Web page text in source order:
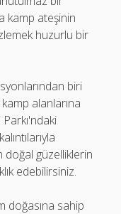
kamp ateşinin
huzurlu bir
biri
alanlarına
güzelliklerin
edebilirsiniz.
doğasına sahip